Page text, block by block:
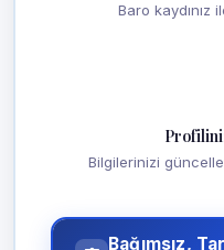
Baro kaydınız
Bilgilerinizi
Bağımsız,